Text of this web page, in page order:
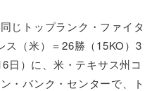
じトップランク・ファイタ
ス（米）＝26勝（15KO）3
日）に、米・テキサス州コ
・バンク・センターで、ト